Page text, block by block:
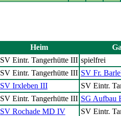
Heim
SV Eintr. Tangerhütte III spielfrei
SV Eintr. Tangerhütte III SV Fr.
SV Irxleben III
SV Eintr.
SV Eintr. Tangerhütte III SG Aufbau
SV Rochade MD IV
SV Eintr.